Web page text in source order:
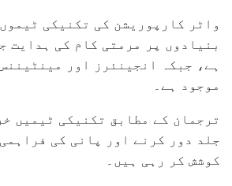
واٹر کارپوریشن کی تکنیکی
بنیادوں پر مرمتی کام کی ہدایت
ہے، جبکہ انجینئرز اور
موجود ہے۔
ترجمان کے مطابق تکنیکی ٹیمیں
جلد دور کرنے اور پانی کی
کوشش کر رہی ہیں۔